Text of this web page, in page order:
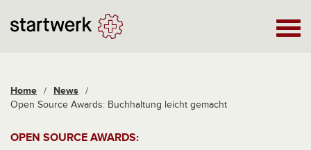
Home / News /
Open Source Awards: Buchhaltung leicht gemacht
OPEN SOURCE AWARDS: